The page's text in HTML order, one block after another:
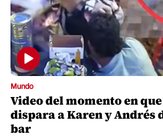
Mundo
Video del momento en
dispara a Karen y Andrés
bar